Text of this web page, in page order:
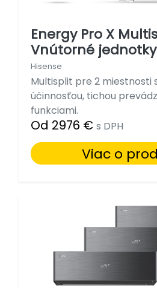
Energy Pro X
Vnútorné jednotky
Hisense
Multisplit pre 2 miestnosti
účinnosťou, tichou
funkciami.
Od 2976 € s DPH
Viac o